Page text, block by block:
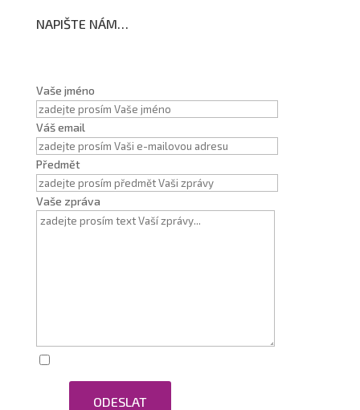
NAPIŠTE NÁM…
Vaše jméno
Váš email
Předmět
Vaše zpráva
ODESLAT